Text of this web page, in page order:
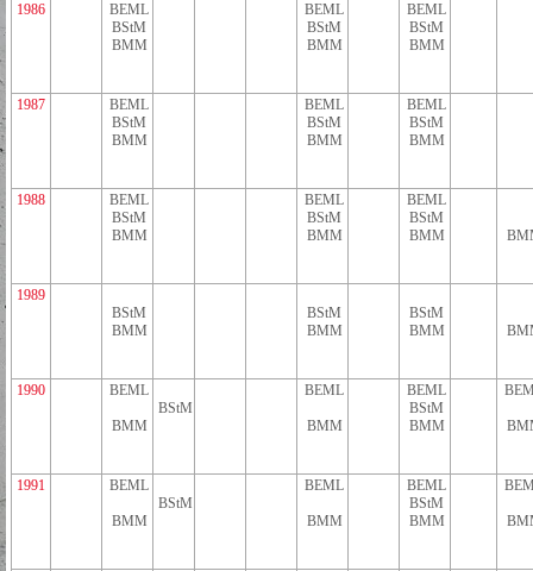
1986
BEML
BStM
BMM
BEML
BStM
BMM
BEML
BStM
BMM
1987
BEML
BStM
BMM
BEML
BStM
BMM
BEML
BStM
BMM
1988
BEML
BStM
BMM
BEML
BStM
BMM
BEML
BStM
BMM
1989
BStM
BMM
BStM
BMM
BStM
BMM
1990 BEML
BMM
BStM
BEML
BMM
BEML
BStM
BMM
1991 BEML
BMM
BStM
BEML
BMM
BEML
BStM
BMM